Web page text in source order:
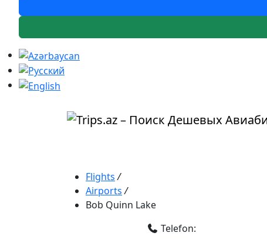
Flights /
Airports /
Bob Quinn Lake
Telefon: